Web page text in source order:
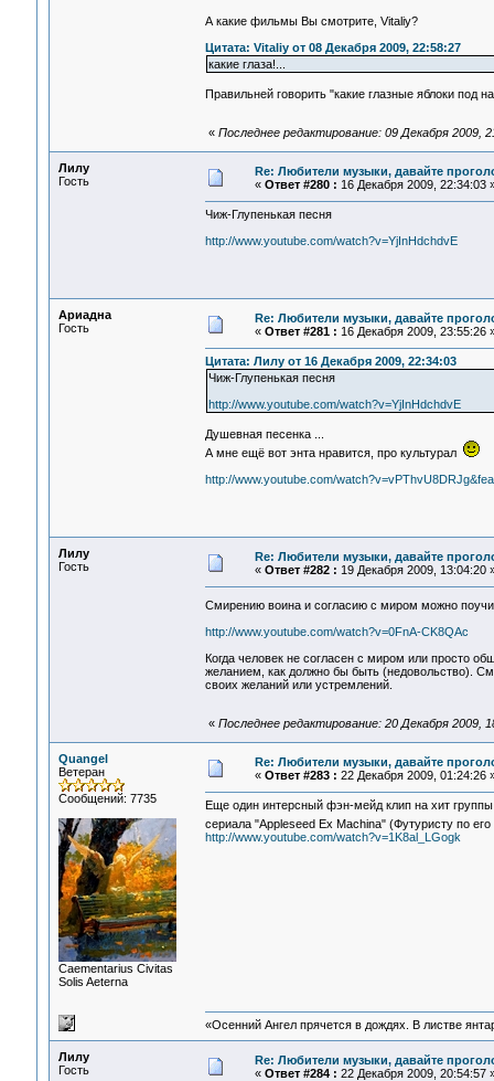
А какие фильмы Вы смотрите, Vitaliy?
Цитата: Vitaliy от 08 Декабря 2009, 22:58:27
какие глаза!...
Правильней говорить "какие глазные яблоки под
« Последнее редактирование: 09 Декабря 2009,
Лилу
Гость
Re: Любители музыки, давайте
« Ответ #280 : 16 Декабря 2009, 22:34:03
Чиж-Глупенькая песня
http://www.youtube.com/watch?v=YjInHdchdvE
Ариадна
Гость
Re: Любители музыки, давайте
« Ответ #281 : 16 Декабря 2009, 23:55:26
Цитата: Лилу от 16 Декабря 2009, 22:34:03
Чиж-Глупенькая песня
http://www.youtube.com/watch?v=YjInHdchdvE
Душевная песенка ...
А мне ещё вот энта нравится, про культурал
http://www.youtube.com/
Лилу
Гость
Re: Любители музыки, давайте
« Ответ #282 : 19 Декабря 2009, 13:04:20
Смирению воина и согласию с миром можно
http://www.youtube.com/watch?v=0FnA-CK8QAc
Когда человек не согласен с миром или просто
желанием, как должно бы быть (недовольство).
своих желаний или устремлений.
« Последнее редактирование: 20 Декабря 2009,
Quangel
Ветеран
Сообщений: 7735
Сaementarius Civitas
Solis Aeterna
Re: Любители музыки, давайте
« Ответ #283 : 22 Декабря 2009, 01:24:26
Еще один интерсный фэн-мейд клип на хит
сериала "Appleseed Ex Machina" (Футуристу по
http://www.youtube.com/watch?v=1K8al_LGogk
«Осенний Ангел прячется в дождях. В листве
Лилу
Гость
Re: Любители музыки, давайте
« Ответ #284 : 22 Декабря 2009, 20:54:57